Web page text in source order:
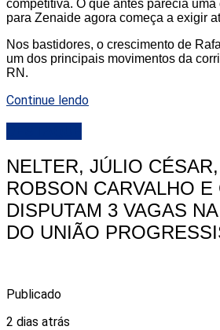
competitiva. O que antes parecia
para Zenaide agora começa a exigir
Nos bastidores, o crescimento de
um dos principais movimentos da
RN.
Continue lendo
NELTER, JÚLIO
ROBSON CARVALHO E
DISPUTAM 3 VAGAS
DO UNIÃO
Publicado
2 dias atrás